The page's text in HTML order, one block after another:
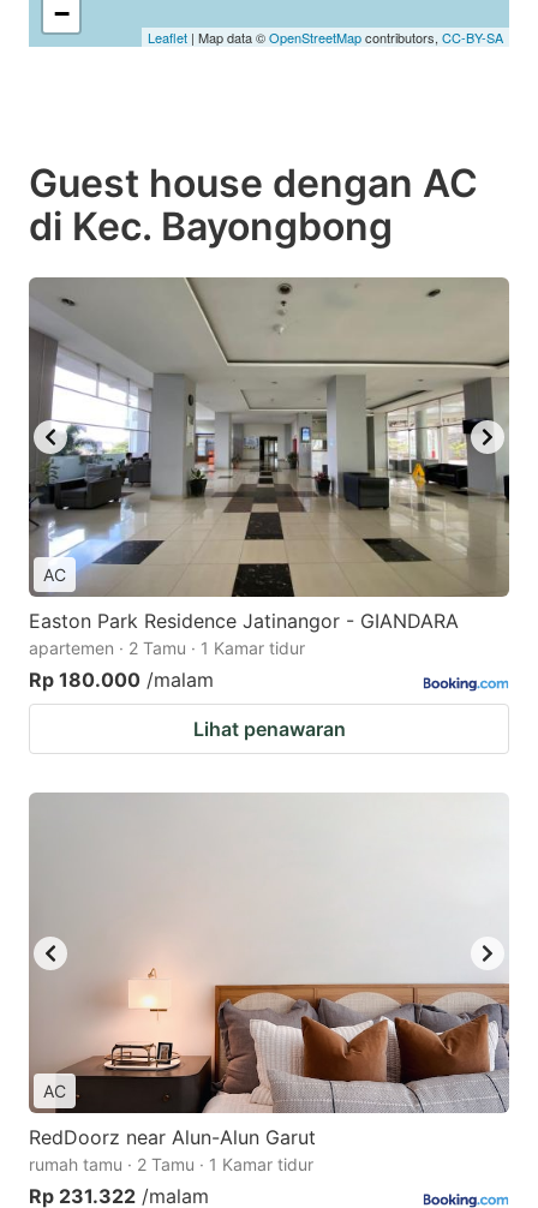
−
Leaflet | Map data ©OpenStreetMapcontributors, CC-BY-SA
Guest house dengan AC
di Kec. Bayongbong
AC
Easton Park Residence Jatinangor - GIANDARA
apartemen · 2 Tamu · 1 Kamar tidur
Rp 180.000 /malam
Lihat penawaran
AC
RedDoorz near Alun-Alun Garut
rumah tamu · 2 Tamu · 1 Kamar tidur
Rp 231.322 /malam